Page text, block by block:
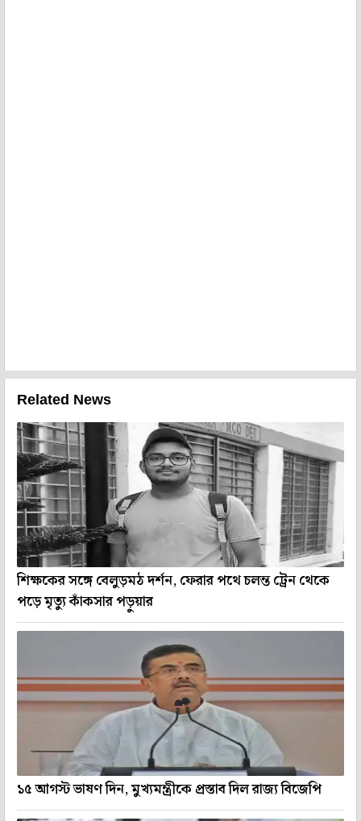
Related News
শিক্ষকের সঙ্গে বেলুড়মঠ দর্শন, ফেরার পথে চলন্ত ট্রেন থেকে
পড়ে মৃত্যু কাঁকসার পড়ুয়ার
১৫ আগস্ট ভাষণ দিন, মুখ্যমন্ত্রীকে প্রস্তাব দিল রাজ্য বিজেপি